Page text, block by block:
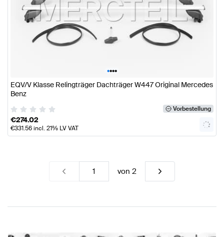
••••
EQV/V Klasse Relingträger Dachträger W447 Original Mercedes
Benz
Vorbestellung
€274.02
€331.56incl. 21% LV VAT
von 2